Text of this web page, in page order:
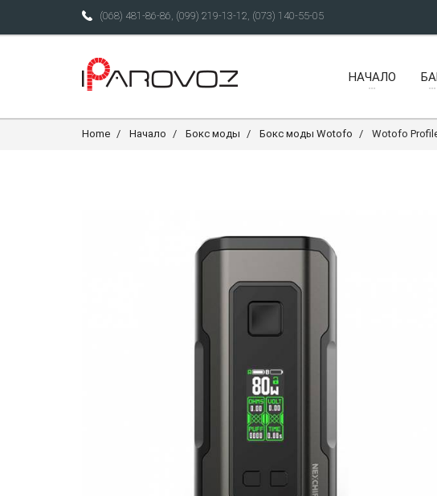
(068) 481-86-86, (099) 219-13-12, (073) 140-55-05
НАЧАЛО
Home Начало Бокс моды Бокс моды Wotofo Wotofo